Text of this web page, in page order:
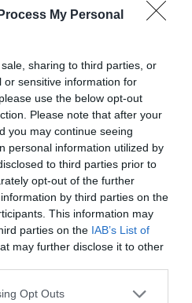
My Personal
sharing to third parties, or
or sensitive information for
use the below opt-out
Please note that after your
you may continue seeing
personal information utilized by
to third parties prior to
opt-out of the further
by third parties on the
This information may
parties on the IAB’s List of
may further disclose it to other
app uses one or more Google
Opt Outs
KÜLÜGYI STRATÉGIA KÉSZÜL,
SZAKÍTÁS JÖN A...
LÁTVÁNYOSSÁGAI,
ÉRDEMES MEGNÉZNI
08|Promóció
EGY HÓNAP IS LEHET, MIRE
ÚJRAINDUL A P...
07|Mindenki ügye
NÉMETÜL OTTHONRÓL: A